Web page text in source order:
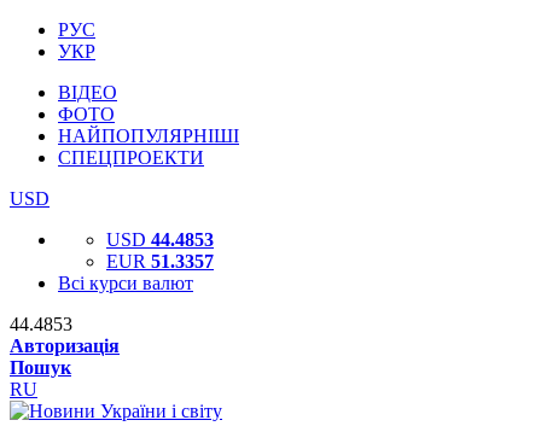
РУС
УКР
ВІДЕО
ФОТО
НАЙПОПУЛЯРНІШІ
СПЕЦПРОЕКТИ
USD
USD 44.4853
EUR 51.3357
Всі курси валют
44.4853
Авторизація
Пошук
RU